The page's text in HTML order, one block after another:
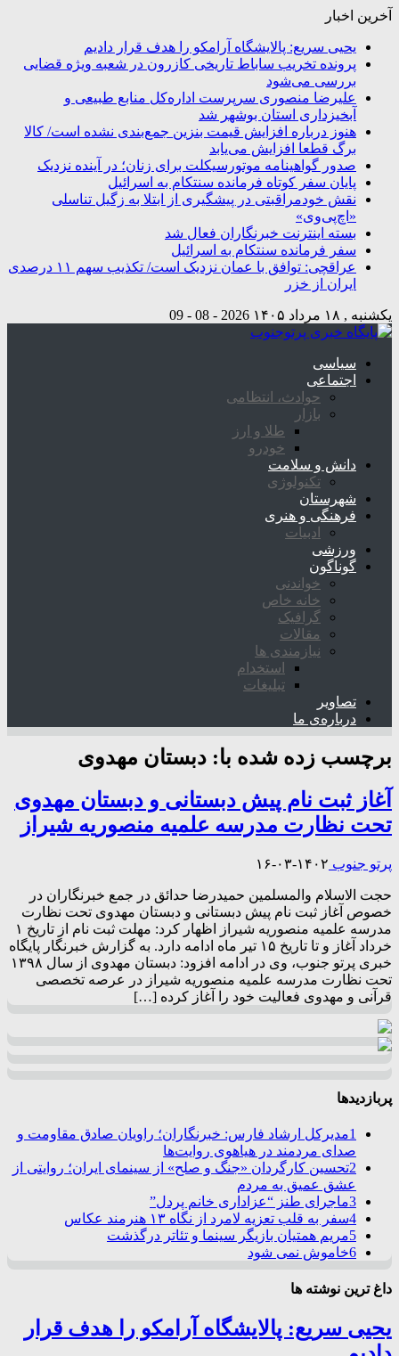
آخرین اخبار
یحیی سریع: پالایشگاه آرامکو را هدف قرار دادیم
پرونده تخریب ساباط تاریخی کازرون در شعبه ویژه قضایی
بررسی می‌شود
علیرضا منصوری سرپرست اداره‌کل منابع طبیعی و
آبخیزداری استان بوشهر شد
هنوز درباره افزایش قیمت بنزین جمع‌بندی نشده است/ کالا
برگ قطعا افزایش می‌یابد
صدور گواهینامه موتورسیکلت برای زنان؛ در آینده نزدیک
پایان سفر کوتاه فرمانده سنتکام به اسرائیل
نقش خودمراقبتی در پیشگیری از ابتلا به زگیل تناسلی
«اچ‌پی‌وی»
بسته اینترنت خبرنگاران فعال شد
سفر فرمانده سنتکام به اسرائیل
عراقچی: توافق با عمان نزدیک است/ تکذیب سهم ۱۱ درصدی
ایران از خزر
یکشنبه , ۱۸ مرداد ۱۴۰۵ 2026 - 08 - 09
سیاسی
اجتماعی
حوادث، انتظامی
بازار
طلا و ارز
خودرو
دانش و سلامت
تکنولوژی
شهرستان
فرهنگی و هنری
ادبیات
ورزشی
گوناگون
خواندنی
خانه خاص
گرافیک
مقالات
نیازمندی ها
استخدام
تبلیغات
تصاویر
درباره‌ی ما
برچسب زده شده با: دبستان مهدوی
آغاز ثبت نام پیش دبستانی و دبستان مهدوی
تحت نظارت مدرسه علمیه منصوریه شیراز
پرتو جنوب ۱۴۰۲-۰۳-۱۶
حجت الاسلام والمسلمین حمیدرضا حدائق در جمع خبرنگاران در
خصوص آغاز ثبت نام پیش دبستانی و دبستان مهدوی تحت نظارت
مدرسه علمیه منصوریه شیراز اظهار کرد: مهلت ثبت نام از تاریخ ۱
خرداد آغاز و تا تاریخ ۱۵ تیر ماه ادامه دارد. به گزارش خبرنگار پایگاه
خبری پرتو جنوب، وی در ادامه افزود: دبستان مهدوی از سال ۱۳۹۸
تحت نظارت مدرسه علمیه منصوریه شیراز در عرصه تخصصی
قرآنی و مهدوی فعالیت خود را آغاز کرده […]
پربازدیدها
1مدیرکل ارشاد فارس: خبرنگاران؛ راویان صادق مقاومت و
صدای مردمند در هیاهوی روایت‌ها
2تحسین کارگردان «جنگ و صلح» از سینمای ایران؛ روایتی از
عشق عمیق به مردم
3ماجرای طنز “عزاداری خانم پردل”
4سفر به قلب تعزیه لامرد از نگاه ۱۳ هنرمند عکاس
5مریم همتیان بازیگر سینما و تئاتر درگذشت
6خاموش نمی شود
داغ ترین نوشته ها
یحیی سریع: پالایشگاه آرامکو را هدف قرار